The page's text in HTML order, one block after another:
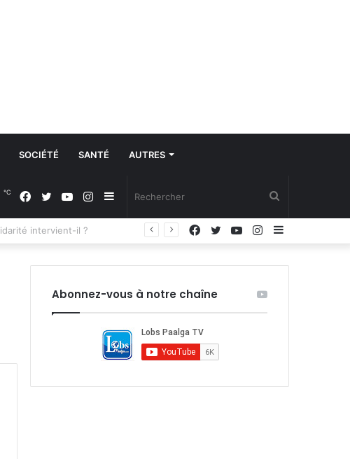
SOCIÉTÉ SANTÉ AUTRES
Sidebar
(barre
Instagram
YouTube
Twitter
Facebook
℃
Sidebar
Instagram
YouTube
Twitter
Facebook
Abonnez-vous à notre chaîne